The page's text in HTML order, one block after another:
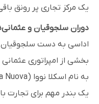
یک مرکز تجاری پر رونق
دوران سلجوقیان و
اداسی به دست سلجوقیان
بخشی از امپراتوری
یک بندر مهم برای تجارت